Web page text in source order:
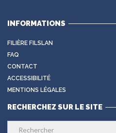
INFORMATIONS
FILIÈRE FILSLAN
FAQ
CONTACT
ACCESSIBILITÉ
MENTIONS LÉGALES
RECHERCHEZ SUR LE SITE